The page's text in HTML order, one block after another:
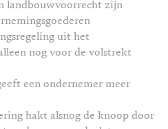
landbouwvoorrecht zijn
uit het
nog voor de volstrekt
een ondernemer meer
hakt alsnog de knoop door